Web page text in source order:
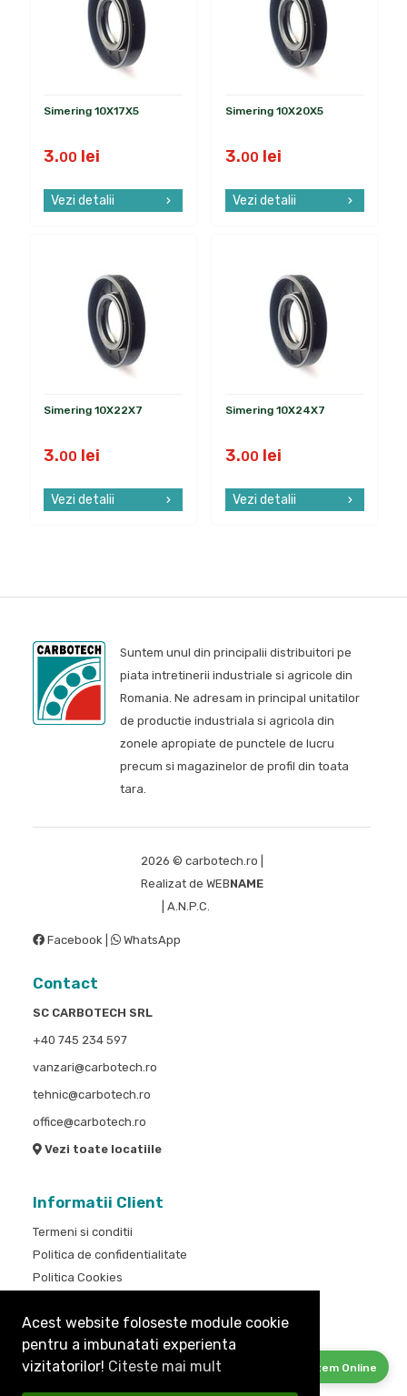
Acest website foloseste module cookie
pentru a imbunatati experienta
vizitatorilor! Citeste mai mult
Simering 10X17X5
3.00 lei
Vezi detalii
Simering 10X20X5
3.00 lei
Vezi detalii
Simering 10X22X7
3.00 lei
Vezi detalii
Simering 10X24X7
3.00 lei
Vezi detalii
Suntem unul din principalii distribuitori pe
piata intretinerii industriale si agricole din
Romania. Ne adresam in principal unitatilor
de productie industriala si agricola din
zonele apropiate de punctele de lucru
precum si magazinelor de profil din toata
tara.
2026 © carbotech.ro |
Realizat de WEBNAME
A.N.P.C.
Facebook WhatsApp
Contact
SC CARBOTECH SRL
+40 745 234 597
vanzari@carbotech.ro
tehnic@carbotech.ro
office@carbotech.ro
Vezi toate locatiile
Informatii Client
Termeni si conditii
Politica de confidentialitate
Politica Cookies
Informatii Livrare
Cere oferta
Contact
Suntem Online